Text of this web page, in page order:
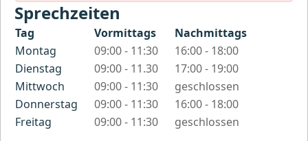
Sprechzeiten
Sprechzeiten nach Wochentag
Tag Vormittags
Nachmittags
Montag
09:00 - 11:30
16:00 - 18:00
Dienstag
09:00 - 11.30
17:00 - 19:00
Mittwoch
09:00 - 11:30
geschlossen
Donnerstag
09:00 - 11:30
16:00 - 18:00
Freitag
09:00 - 11:30
geschlossen